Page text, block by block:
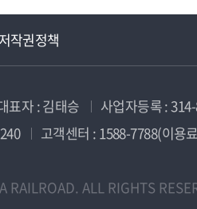
저작권정책
표자 : 김태승 사업자등록 :
고객센터 : 1588-7788(이용
ALL RIGHTS